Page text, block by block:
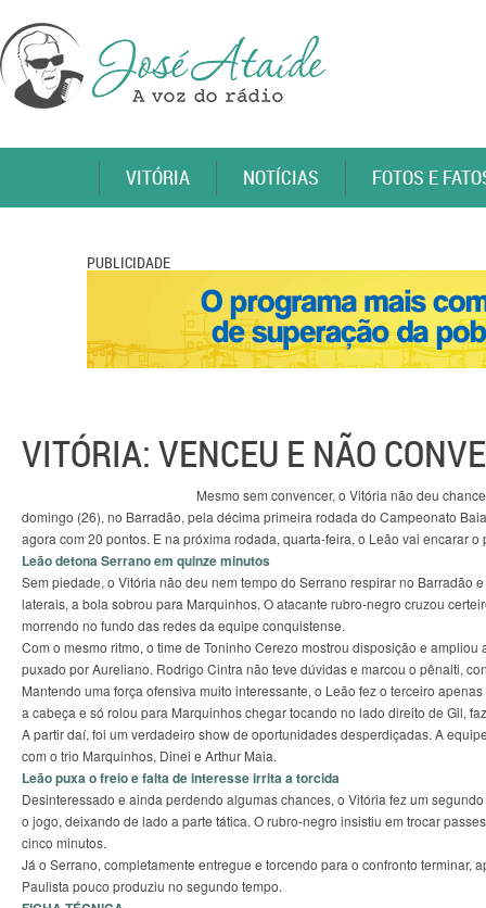
VITÓRIA NOTÍCIAS FOTOS E
PUBLICIDADE
VITÓRIA: VENCEU E NÃO
Mesmo sem convencer, o Vitória não deu
domingo (26), no Barradão, pela décima primeira rodada do Campeonato
agora com 20 pontos. E na próxima rodada, quarta-feira, o Leão vai encarar
Leão detona Serrano em quinze minutos
Sem piedade, o Vitória não deu nem tempo do Serrano respirar no
laterais, a bola sobrou para Marquinhos. O atacante rubro-negro cruzou
morrendo no fundo das redes da equipe conquistense.
Com o mesmo ritmo, o time de Toninho Cerezo mostrou disposição e
puxado por Aureliano. Rodrigo Cintra não teve dúvidas e marcou o pênalti,
Mantendo uma força ofensiva muito interessante, o Leão fez o terceiro
a cabeça e só rolou para Marquinhos chegar tocando no lado direito de Gil,
A partir daí, foi um verdadeiro show de oportunidades desperdiçadas. A
com o trio Marquinhos, Dinei e Arthur Maia.
Leão puxa o freio e falta de interesse irrita a torcida
Desinteressado e ainda perdendo algumas chances, o Vitória fez um
o jogo, deixando de lado a parte tática. O rubro-negro insistiu em trocar
cinco minutos.
Já o Serrano, completamente entregue e torcendo para o confronto
Paulista pouco produziu no segundo tempo.